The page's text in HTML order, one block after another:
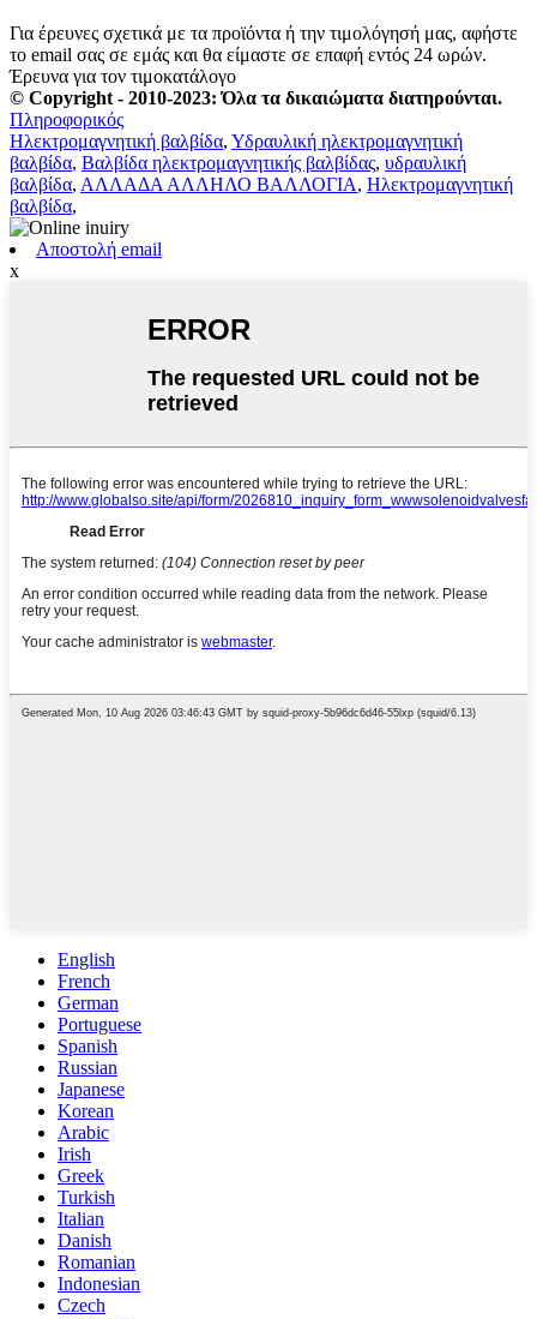
Για έρευνες σχετικά με τα προϊόντα ή την τιμολόγησή μας, αφήστε
το email σας σε εμάς και θα είμαστε σε επαφή εντός 24 ωρών.
Έρευνα για τον τιμοκατάλογο
© Copyright - 2010-2023: Όλα τα δικαιώματα διατηρούνται.
Πληροφορικός
Ηλεκτρομαγνητική βαλβίδα, Υδραυλική ηλεκτρομαγνητική
βαλβίδα, Βαλβίδα ηλεκτρομαγνητικής βαλβίδας, υδραυλική
βαλβίδα, ΑΛΛΑΔΑ ΑΛΛΗΛΟ ΒΑΛΛΟΓΙΑ, Ηλεκτρομαγνητική
βαλβίδα,
Αποστολή email
x
English
French
German
Portuguese
Spanish
Russian
Japanese
Korean
Arabic
Irish
Greek
Turkish
Italian
Danish
Romanian
Indonesian
Czech